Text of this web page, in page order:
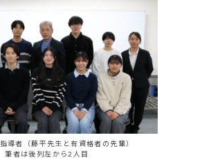
導者（藤平先生と有資格者の先輩）
筆者は後列左から2人目